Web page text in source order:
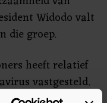
Widodo valt
die groep.
heeft relatief
vastgesteld.